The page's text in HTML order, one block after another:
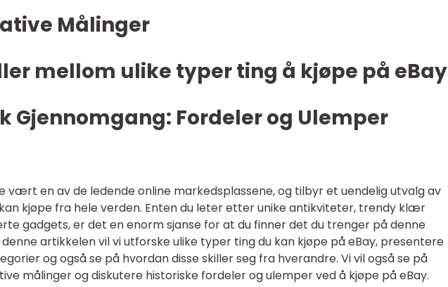
Målinger
mellom ulike typer ting å kjøpe på eBay
Gjennomgang: Fordeler og Ulemper
vært en av de ledende online markedsplassene, og tilbyr et uendelig utvalg av
kjøpe fra hele verden. Enten du leter etter unike antikviteter, trendy klær
gadgets, er det en enorm sjanse for at du finner det du trenger på denne
artikkelen vil vi utforske ulike typer ting du kan kjøpe på eBay, presentere
og også se på hvordan disse skiller seg fra hverandre. Vi vil også se på
målinger og diskutere historiske fordeler og ulemper ved å kjøpe på eBay.